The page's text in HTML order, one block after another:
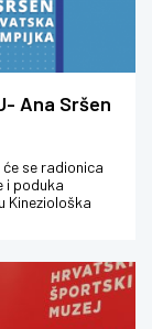
Ana Sršen
se radionica
i poduka
Kineziološka